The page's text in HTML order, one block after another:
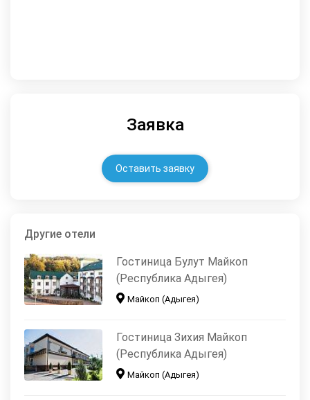
Заявка
Оставить заявку
Другие отели
Гостиница Булут Майкоп
(Республика Адыгея)
Майкоп (Адыгея)
Гостиница Зихия Майкоп
(Республика Адыгея)
Майкоп (Адыгея)